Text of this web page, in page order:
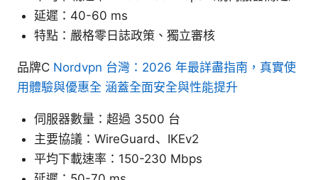
延遲：40-60 ms
特點：嚴格零日誌政策、獨立審核
品牌C Nordvpn 台灣：2026 年最詳盡指南，真實使
用體驗與優惠全 涵蓋全面安全與性能提升
伺服器數量：超過 3500 台
主要協議：WireGuard、IKEv2
平均下載速率：150-230 Mbps